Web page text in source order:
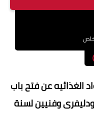
الغذائيه عن فتح باب
وفنيين لسنة